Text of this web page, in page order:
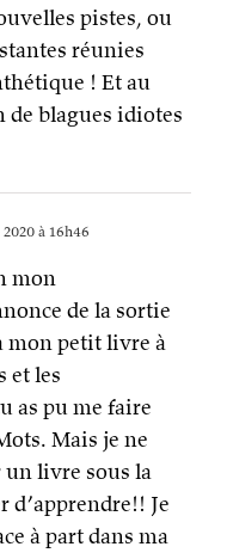
pistes, ou
réunies
! Et au
blagues idiotes
à 16h46
mon
de la sortie
mon petit livre à
et les
as pu me faire
Mais je ne
un livre sous la
Je
à part dans ma